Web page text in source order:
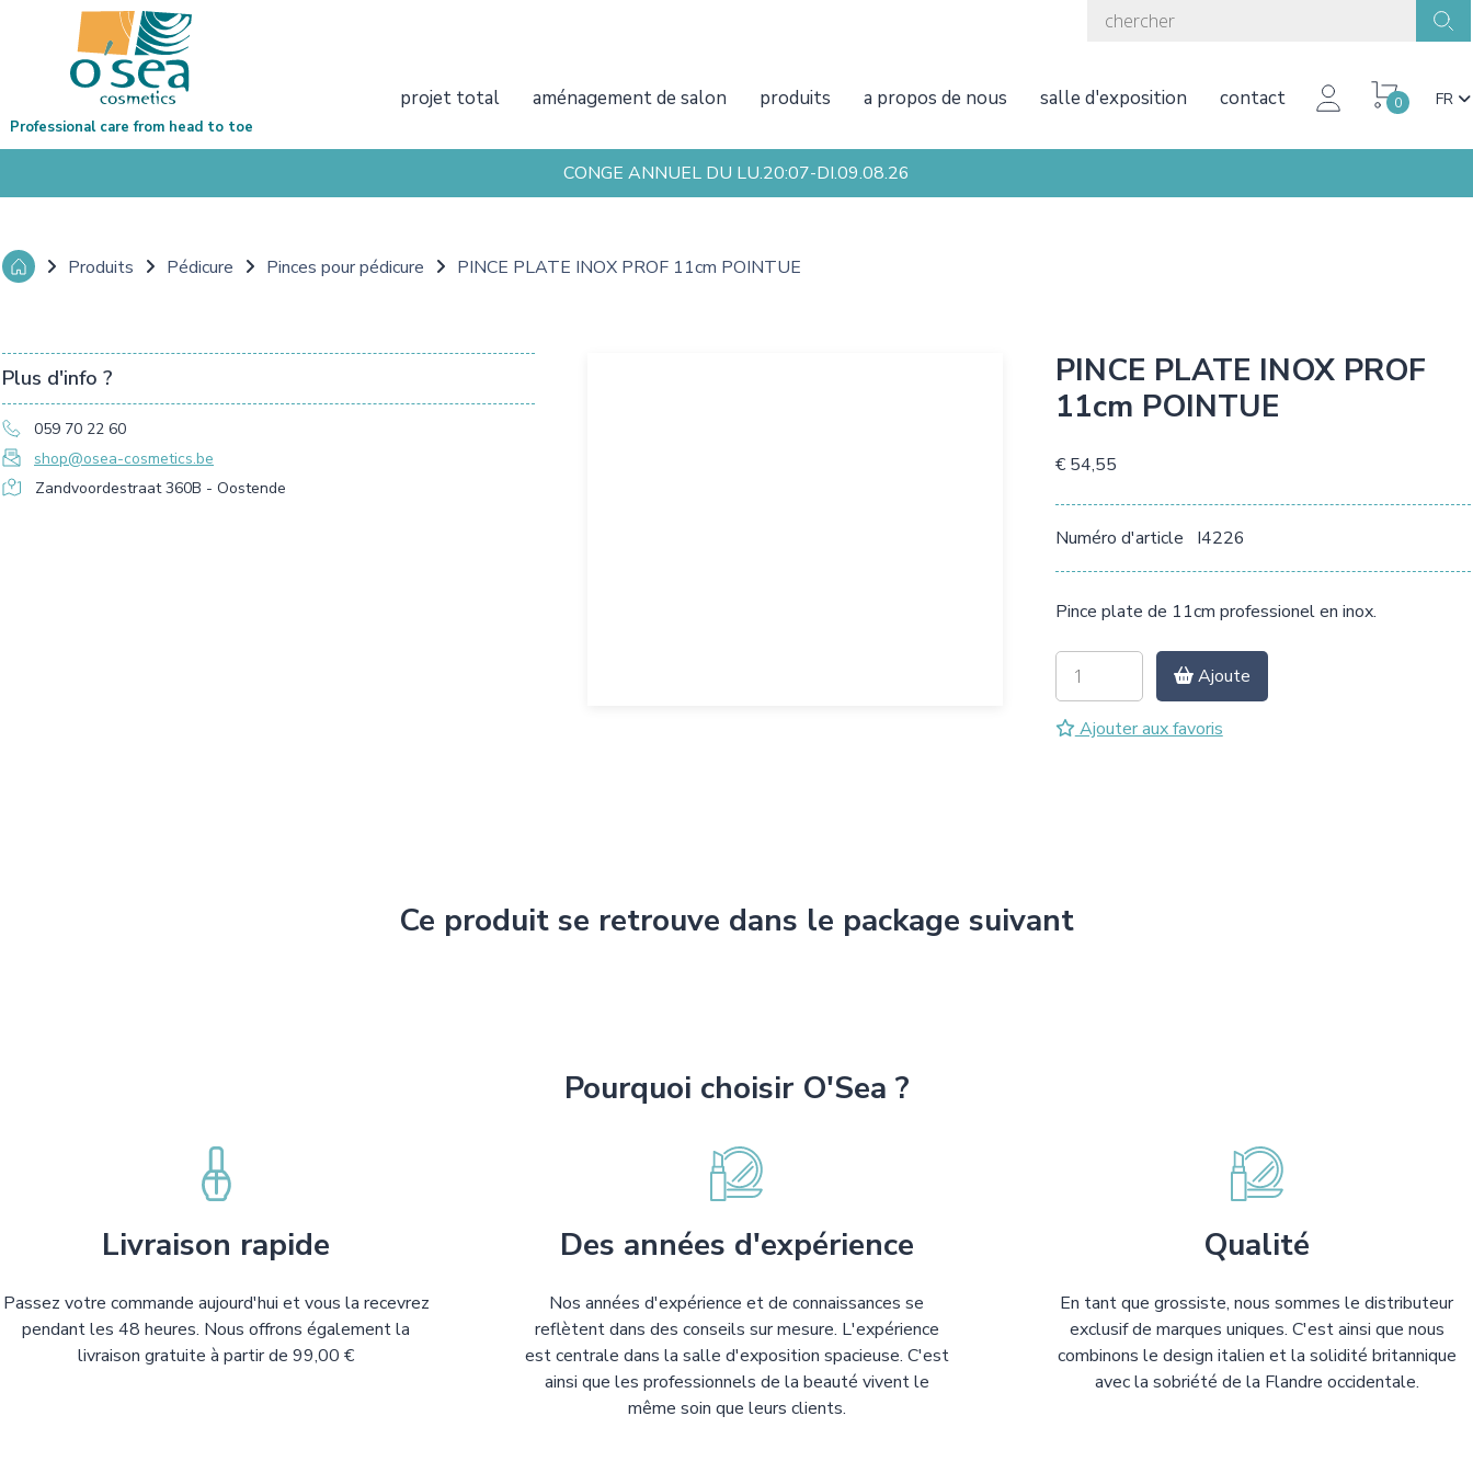
projet total aménagement de salon produits a propos de nous salle d'exposition contact 0 FR
Professional care from head to toe
CONGE ANNUEL DU LU.20:07-DI.09.08.26
Produits Pédicure Pinces pour pédicure PINCE PLATE INOX PROF 11cm POINTUE
Plus d'info ?
059 70 22 60
shop@osea-cosmetics.be
Zandvoordestraat 360B - Oostende
PINCE PLATE INOX PROF
11cm POINTUE
€ 54,55
Numéro d'article I4226
Pince plate de 11cm professionel en inox.
Ajoute
Ajouter aux favoris
Ce produit se retrouve dans le package suivant
Pourquoi choisir O'Sea ?
Livraison rapide
Passez votre commande aujourd'hui et vous la recevrez
pendant les 48 heures. Nous offrons également la
livraison gratuite à partir de 99,00 €
Des années d'expérience
Nos années d'expérience et de connaissances se
reflètent dans des conseils sur mesure. L'expérience
est centrale dans la salle d'exposition spacieuse. C'est
ainsi que les professionnels de la beauté vivent le
même soin que leurs clients.
Qualité
En tant que grossiste, nous sommes le distributeur
exclusif de marques uniques. C'est ainsi que nous
combinons le design italien et la solidité britannique
avec la sobriété de la Flandre occidentale.